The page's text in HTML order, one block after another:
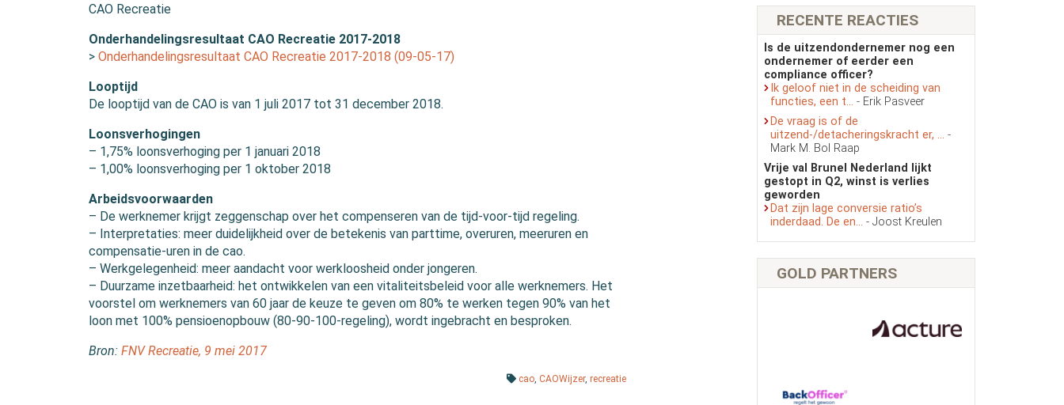
CAO Recreatie
Onderhandelingsresultaat CAO Recreatie 2017-2018
> Onderhandelingsresultaat CAO Recreatie 2017-2018 (09-05-17)
Looptijd
De looptijd van de CAO is van 1 juli 2017 tot 31 december 2018.
Loonsverhogingen
– 1,75% loonsverhoging per 1 januari 2018
– 1,00% loonsverhoging per 1 oktober 2018
Arbeidsvoorwaarden
– De werknemer krijgt zeggenschap over het compenseren van de tijd-voor-tijd regeling.
– Interpretaties: meer duidelijkheid over de betekenis van parttime, overuren, meeruren en
compensatie-uren in de cao.
– Werkgelegenheid: meer aandacht voor werkloosheid onder jongeren.
– Duurzame inzetbaarheid: het ontwikkelen van een vitaliteitsbeleid voor alle werknemers. Het
voorstel om werknemers van 60 jaar de keuze te geven om 80% te werken tegen 90% van het
loon met 100% pensioenopbouw (80-90-100-regeling), wordt ingebracht en besproken.
Bron: FNV Recreatie, 9 mei 2017
cao ,CAOWijzer,recreatie
RECENTE REACTIES
Is de uitzendondernemer nog een
ondernemer of eerder een
compliance officer?
Ik geloof niet in de scheiding van
functies, een t... - Erik Pasveer
De vraag is of de
uitzend-/detacheringskracht er, ... -
Mark M. Bol Raap
Vrije val Brunel Nederland lijkt
gestopt in Q2, winst is verlies
geworden
Dat zijn lage conversie ratio’s
inderdaad. De en... - Joost Kreulen
GOLD PARTNERS